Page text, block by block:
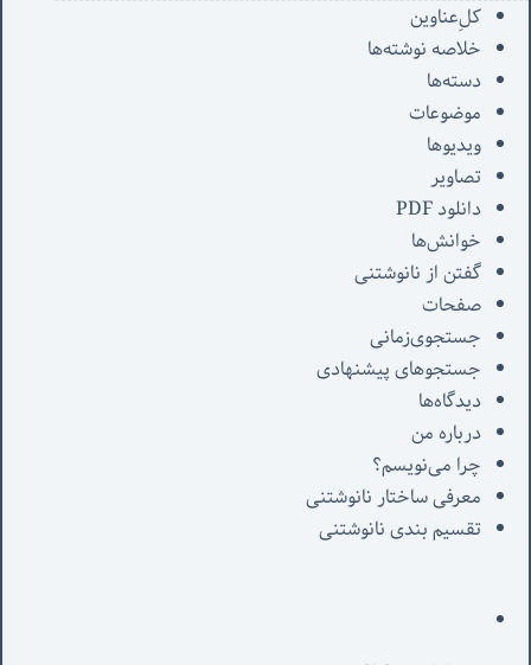
کل‌ِعناوین
خلاصه نوشته‌ها
دسته‌ها
موضوعات
ویدیوها
تصاویر
دانلود PDF
خوانش‌ها
گفتن از نانوشتنی
صفحات
جستجوی‌زمانی
جستجوهای پیشنهادی
دیدگاه‌ها
درباره من
چرا می‌نویسم؟
معرفی‌ ساختار نانوشتنی
تقسیم بندی نانوشتنی